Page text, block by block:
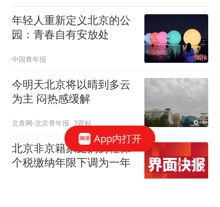
年轻人重新定义北京的公
园：青春自有安放处
中国青年报
今明天北京将以晴到多云
为主 闷热感缓解
北青网-北京青年报 7跟贴
北京非京籍家庭购房社保
个税缴纳年限下调为一年
App内打开